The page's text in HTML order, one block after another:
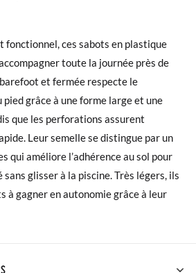
fonctionnel, ces sabots en plastique
toute la journée près de
et fermée respecte le
grâce à une forme large et une
que les perforations assurent
Leur semelle se distingue par un
qui améliore l’adhérence au sol pour
glisser à la piscine. Très légers, ils
à gagner en autonomie grâce à leur